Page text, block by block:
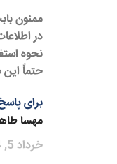
ممنون
در
نحوه
حتماً
برای
مهسا
خرداد 5, 1404 در 2:30 ب.ظ